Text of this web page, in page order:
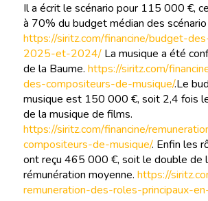
Il a écrit le scénario pour 115 000 €,
à 70% du budget médian des scénario
https://siritz.com/financine/budget-
2025-et-2024/ La musique a été
de la Baume. https://siritz.com/
des-compositeurs-de-musique/.Le
musique est 150 000 €, soit 2,4 fois
de la musique de films.
https://siritz.com/financine/
compositeurs-de-musique/. Enfin les
ont reçu 465 000 €, soit le double de
rémunération moyenne. https://
remuneration-des-roles-principaux-